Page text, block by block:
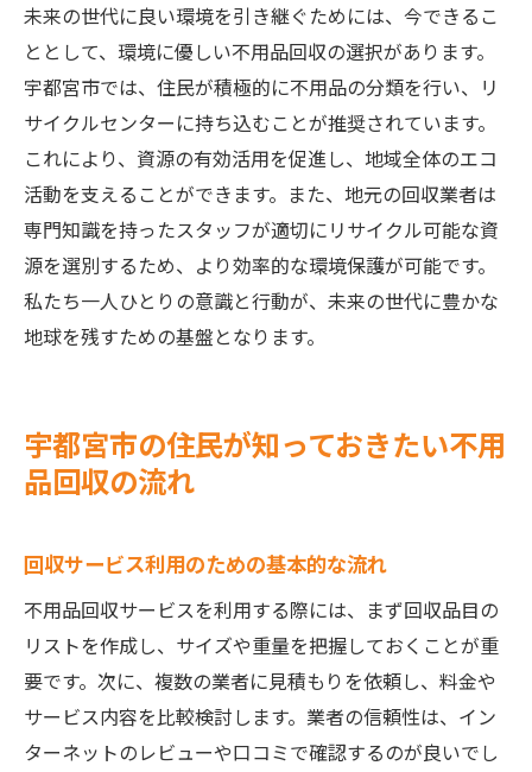
未来の世代に良い環境を引き継ぐためには、今できるこ
ととして、環境に優しい不用品回収の選択があります。
宇都宮市では、住民が積極的に不用品の分類を行い、リ
サイクルセンターに持ち込むことが推奨されています。
これにより、資源の有効活用を促進し、地域全体のエコ
活動を支えることができます。また、地元の回収業者は
専門知識を持ったスタッフが適切にリサイクル可能な資
源を選別するため、より効率的な環境保護が可能です。
私たち一人ひとりの意識と行動が、未来の世代に豊かな
地球を残すための基盤となります。
宇都宮市の住民が知っておきたい不用
品回収の流れ
回収サービス利用のための基本的な流れ
不用品回収サービスを利用する際には、まず回収品目の
リストを作成し、サイズや重量を把握しておくことが重
要です。次に、複数の業者に見積もりを依頼し、料金や
サービス内容を比較検討します。業者の信頼性は、イン
ターネットのレビューや口コミで確認するのが良いでし